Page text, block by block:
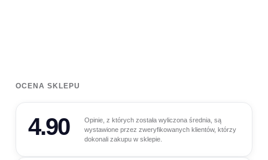
OCENA SKLEPU
4.90
Opinie, z których została wyliczona średnia, są
wystawione przez zweryfikowanych klientów, którzy
dokonali zakupu w sklepie.